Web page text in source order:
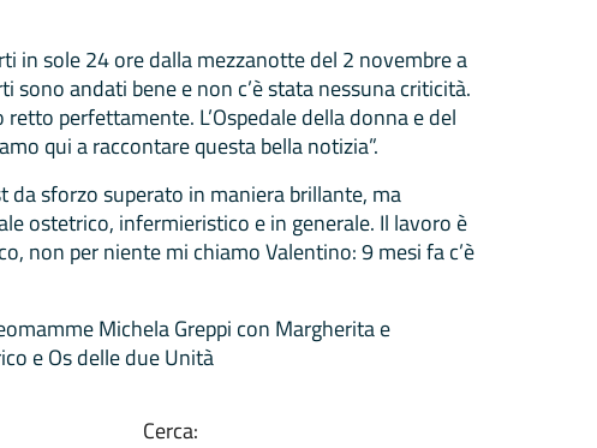
in sole 24 ore dalla mezzanotte del 2 novembre a
andati bene e non c’è stata nessuna criticità.
perfettamente. L’Ospedale della donna e del
qui a raccontare questa bella notizia”.
da sforzo superato in maniera brillante, ma
ostetrico, infermieristico e in generale. Il lavoro è
non per niente mi chiamo Valentino: 9 mesi fa c’è
Michela Greppi con Margherita e
e Os delle due Unità
Cerca: